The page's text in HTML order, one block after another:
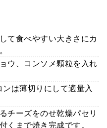
て食べやすい大きさにカ
ウ、コンソメ顆粒を入れ
は薄切りにして適量入
チーズをのせ乾燥パセリ
くまで焼き完成です。